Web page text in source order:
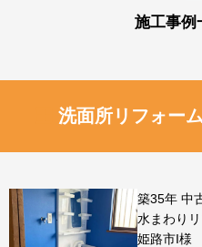
施工事例
洗面所リフォー
築35年 中
水まわり
姫路市I様